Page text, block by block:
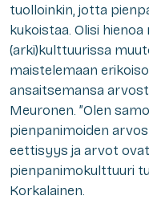
tuolloinkin, jotta
kukoistaa. Olisi
(arki)kulttuurissa
maistelemaan
ansaitsemansa
Meuronen. ”Olen
pienpanimoiden
eettisyys ja arvot
pienpanimokulttuuri
Korkalainen.